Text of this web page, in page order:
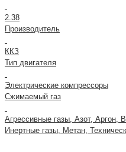
2.38
Производитель
ККЗ
Тип двигателя
Электрические компрессоры
Сжимаемый газ
Агрессивные газы, Азот, Аргон,
Инертные газы, Метан,